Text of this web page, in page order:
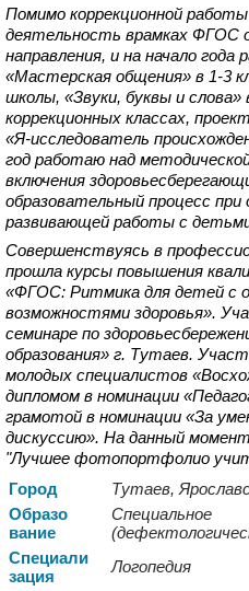
Помимо коррекционной
деятельность врамках ФГОС
направления, и на начало
«Мастерская общения» в 1-3
школы, «Звуки, буквы и слова»
коррекционных классах,
«Я-исследователь
год работаю над
включения
образовательный процесс при
развивающей работы с
Совершенствуясь в
прошла курсы повышения
«ФГОС: Ритмика для детей с
возможностями здоровья».
семинаре по
образования» г. Тутаев.
молодых специалистов
дипломом в номинации
грамотой в номинации «За
дискуссию». На данный
"Лучшее фотопортфолио
Город
Тутаев,
Образо
вание
Специальное
Специали
зация
Логопедия